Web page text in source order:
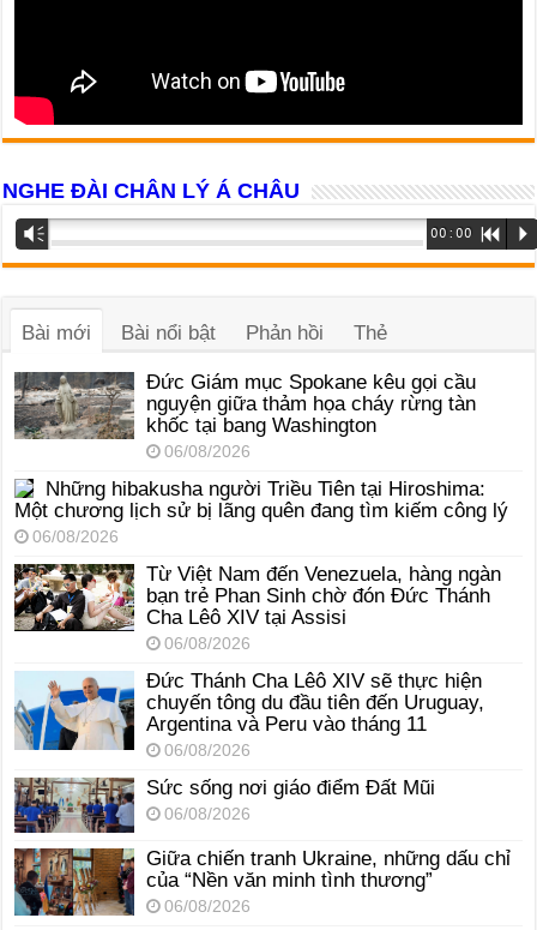
NGHE ĐÀI CHÂN LÝ Á CHÂU
Trình
phát
âm
Vm 00:00 R P
Bài mới Bài nổi bật Phản hồi Thẻ
Đức Giám mục Spokane kêu gọi cầu
nguyện giữa thảm họa cháy rừng tàn
khốc tại bang Washington
06/08/2026
Những hibakusha người Triều Tiên tại Hiroshima:
Một chương lịch sử bị lãng quên đang tìm kiếm công lý
06/08/2026
Từ Việt Nam đến Venezuela, hàng ngàn
bạn trẻ Phan Sinh chờ đón Đức Thánh
Cha Lêô XIV tại Assisi
06/08/2026
Đức Thánh Cha Lêô XIV sẽ thực hiện
chuyến tông du đầu tiên đến Uruguay,
Argentina và Peru vào tháng 11
06/08/2026
Sức sống nơi giáo điểm Đất Mũi
06/08/2026
Giữa chiến tranh Ukraine, những dấu chỉ
của “Nền văn minh tình thương”
06/08/2026